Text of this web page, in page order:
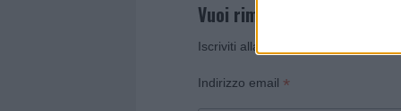
Vuoi rimanere sempre
Iscriviti alla newsletter di Gallura
Indirizzo email *